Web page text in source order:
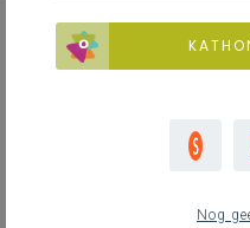
Interne
Nog